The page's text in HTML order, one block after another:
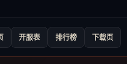
开服表 排行榜 下载页